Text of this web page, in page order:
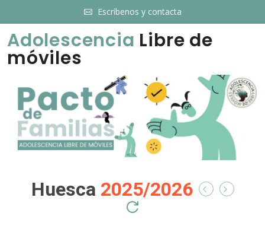
Escríbenos y contacta
Adolescencia Libre de
móviles
Huesca 2025/2026